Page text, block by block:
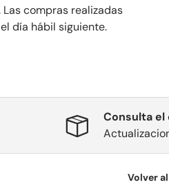
compras realizadas
día hábil siguiente.
Consulta el
Volver